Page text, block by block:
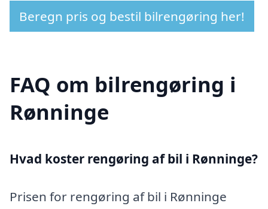
Beregn pris og bestil bilrengøring her!
FAQ om bilrengøring i
Rønninge
Hvad koster rengøring af bil i Rønninge?
Prisen for rengøring af bil i Rønninge